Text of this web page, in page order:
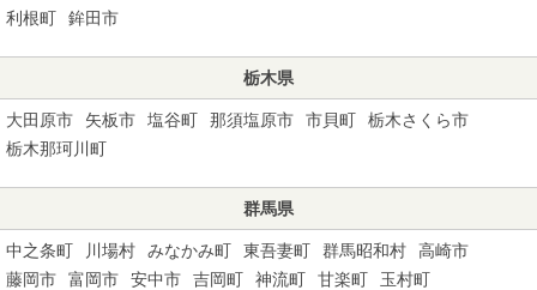
利根町
鉾田市
栃木県
大田原市 矢板市 塩谷町 那須塩原市 市貝町
栃木さくら市
栃木那珂川町
群馬県
中之条町 川場村 みなかみ町 東吾妻町 群馬昭和村
高崎市
藤岡市
富岡市 安中市 吉岡町 神流町 甘楽町 玉村町